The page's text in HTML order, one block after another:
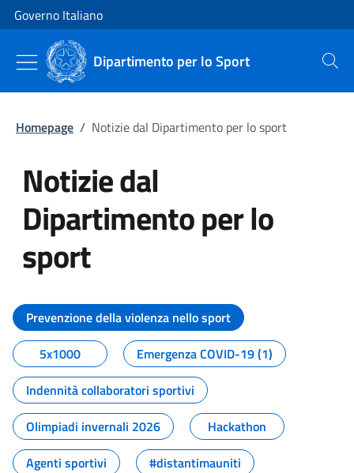
Vai al contenuto
Vai alla navigazione del sito
Governo Italiano
Dipartimento per lo Sport Cerca
Homepage / Notizie dal Dipartimento per lo sport
Notizie dal
Dipartimento per lo
sport
Tutti i contenuti della pagina
Prevenzione della violenza nello sport
5x1000
Emergenza COVID-19 (1)
Indennità collaboratori sportivi
Olimpiadi invernali 2026
Hackathon
Agenti sportivi
#distantimauniti